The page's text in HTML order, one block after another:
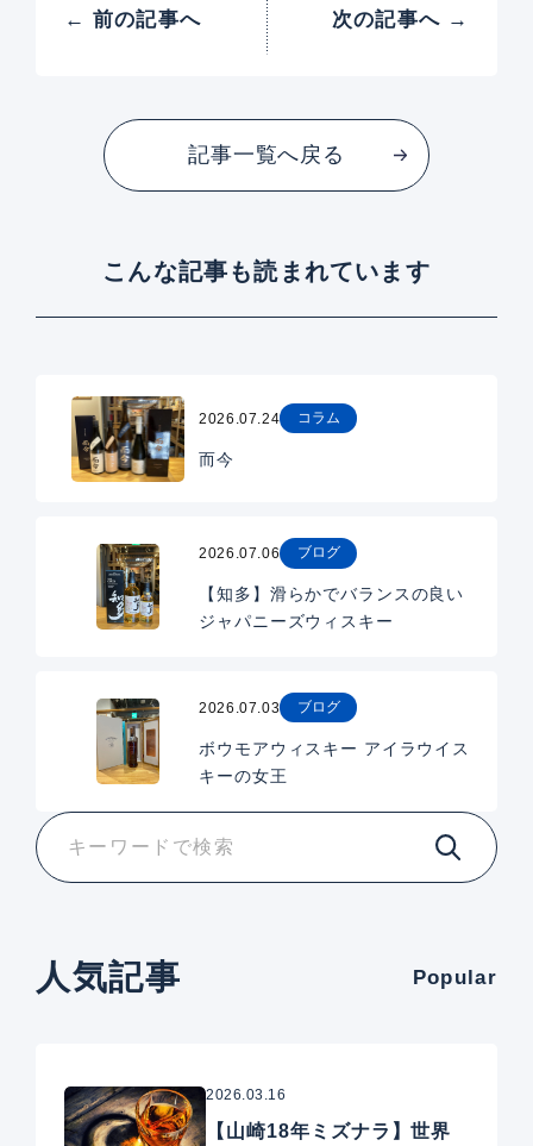
← 前の記事へ 次の記事へ →
記事一覧へ戻る
こんな記事も読まれています
2026.07.24 コラム
而今
2026.07.06 ブログ
【知多】滑らかでバランスの良い
ジャパニーズウィスキー
2026.07.03 ブログ
ボウモアウィスキー アイラウイス
キーの女王
人気記事 Popular
2026.03.16
【山崎18年ミズナラ】世界